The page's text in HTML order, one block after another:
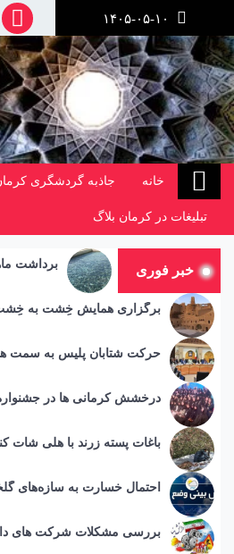
محتوا
خانه جاذبه گردشگری
تبلیغات در کرمان بلاگ
خبر فوری برداشت
برگزاری همایش خِشت به
حرکت شتابان پلیس به سمت
درخشش کرمانی ها در جشنواره
باغات پسته زرند با هلی شات
احتمال خسارت به ساز‌ه‌های
بررسی مشکلات شرکت های